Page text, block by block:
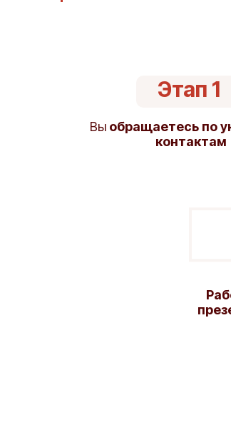
Этап 1
Вы обращаетесь по
контактам